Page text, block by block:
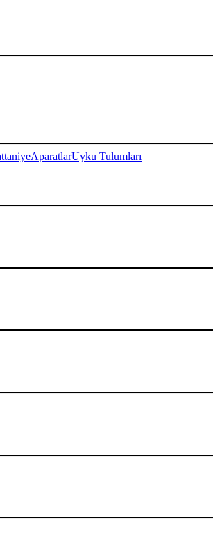
AparatlarUyku Tulumları